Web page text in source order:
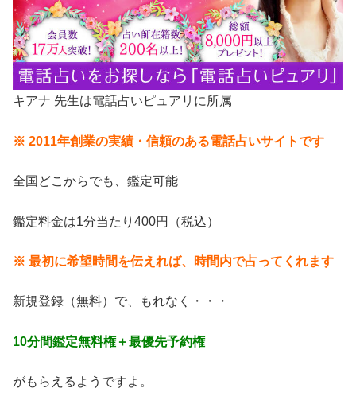
キアナ 先生は電話占いピュアリに所属
※ 2011年創業の実績・信頼のある電話占いサイトです
全国どこからでも、鑑定可能
鑑定料金は1分当たり400円（税込）
※ 最初に希望時間を伝えれば、時間内で占ってくれます
新規登録（無料）で、もれなく・・・
10分間鑑定無料権＋最優先予約権
がもらえるようですよ。